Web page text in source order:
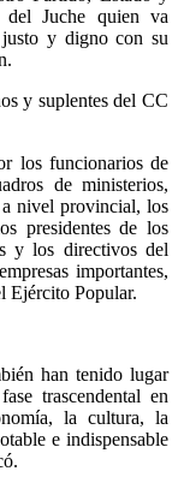
Juche quien va
y digno con su
y suplentes del CC
los funcionarios de
de ministerios,
a nivel provincial, los
presidentes de los
y los directivos del
importantes,
Ejército Popular.
han tenido lugar
trascendental en
la cultura, la
e indispensable